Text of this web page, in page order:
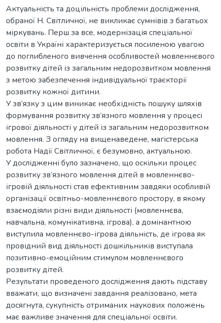
Актуальність та доцільність проблеми дослідження,
обраної Н. Світличної, не викликає сумнівів з багатьох
міркувань. Перш за все, модернізація спеціальної
освіти в Україні характеризується посиленою увагою
до поглибленого вивчення особливостей мовленнєвого
розвитку дітей із загальним недорозвитком мовлення
з метою забезпечення індивідуальної траєкторії
розвитку кожної дитини.
У зв’язку з цим виникає необхідність пошуку шляхів
формування розвитку зв’язного мовлення у процесі
ігрової діяльності у дітей із загальним недорозвитком
мовлення. З огляду на вищенаведене, магістерська
робота Надії Світличної, є безумовно, актуальною.
У дослідженні було зазначено, що оскільки процес
розвитку зв’язного мовлення дітей в мовленнєво-
ігровій діяльності став ефективним завдяки особливій
організації освітньо-мовленнєвого простору, в якому
взаємодіяли різні види діяльності (мовленнєва,
навчальна, комунікативна, ігрова), а домінантною
виступила мовленнєво-ігрова діяльність, де ігрова як
провідний вид діяльності дошкільників виступала
позитивно-емоційним стимулом мовленнєвого
розвитку дітей.
Результати проведеного дослідження дають підставу
вважати, що визначені завдання реалізовано, мета
досягнута, сукупність отриманих наукових положень
має важливе значення для спеціальної освіти.